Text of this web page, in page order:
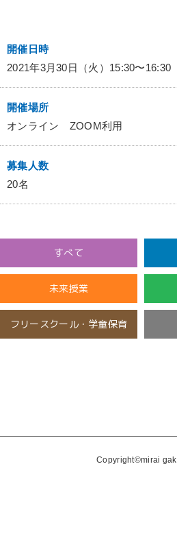
開催日時
2021年3月30日（火）15:30〜16:30
開催場所
オンライン ZOOM利用
募集人数
20名
すべて
未来授業
フリースクール・学童保育
Copyright©mirai